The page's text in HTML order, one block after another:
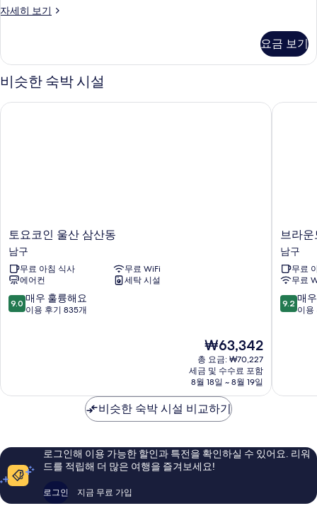
두
히
룸,
실
1
개,
금
두
보
기
자세히 보기
스
더
블
룸,
실
요금 보기
비슷한 숙박 시설
토
요
코
인
울
산
삼
토요코인 울산 삼산동
남구
무료 아침 식사
무료 WiFi
에어컨
세탁 시설
10
점
우
요,
이
용
후
기
9.0 매우 훌륭해요
이용 후기 835개
현
재
요
금
₩63,342
₩63,342
총 요금: ₩70,227
세금 및 수수료 포함
8월 18일 ~ 8월 19일
토요코인 울산 삼산동
브
라
운
도
트
장
생
브라
남구
무료
무료
10
점
우
요,
9.2 매
이용
브라운
비슷한 숙박 시설 비교하기
로그인해 이용 가능한 할인과 특전을 확인하실 수 있어요. 리워
드를 적립해 더 많은 여행을 즐겨보세요!
로그인 지금 무료 가입